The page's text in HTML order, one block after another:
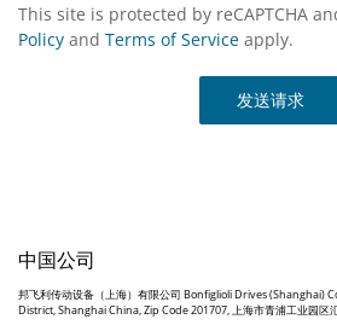
This site is protected by reCAPTCHA
Policy and Terms of Service apply.
发送请求
中国公司
邦飞利传动设备（上海）有限公司 Bonfiglioli Drives (Shanghai)
District, Shanghai China, Zip Code 201707, 上海市青浦工业园区